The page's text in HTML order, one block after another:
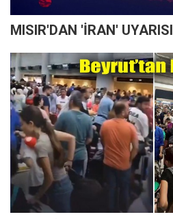
MISIR'DAN 'İRAN' UYARISI